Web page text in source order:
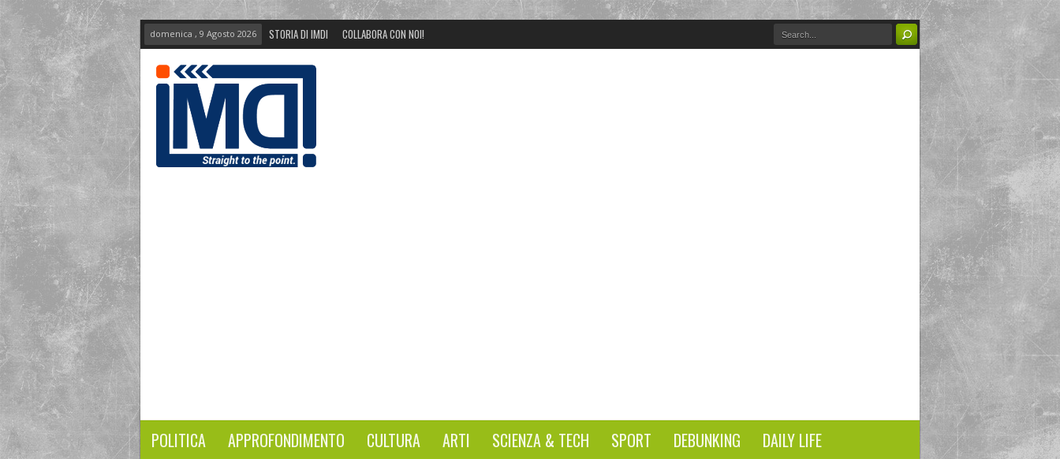
domenica , 9 Agosto 2026 STORIA DI IMDI COLLABORA CON NOI!
POLITICA APPROFONDIMENTO CULTURA ARTI SCIENZA & TECH SPORT DEBUNKING DAILY LIFE